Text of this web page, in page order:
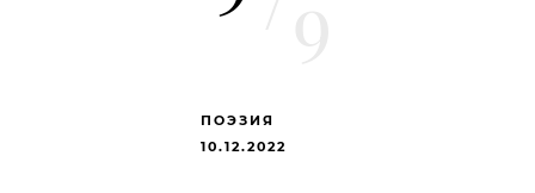
ПОЭЗИЯ
10.12.2022